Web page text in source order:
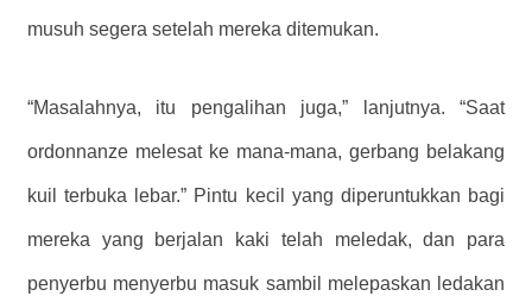
musuh segera setelah mereka ditemukan.
“Masalahnya, itu pengalihan juga,” lanjutnya. “Saat
ordonnanze melesat ke mana-mana, gerbang belakang
kuil terbuka lebar.” Pintu kecil yang diperuntukkan bagi
mereka yang berjalan kaki telah meledak, dan para
penyerbu menyerbu masuk sambil melepaskan ledakan